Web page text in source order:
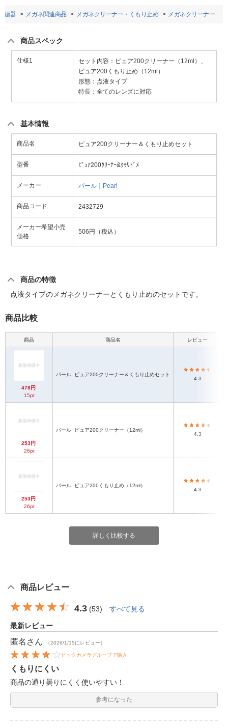
聴器 メガネ関連商品 メガネクリーナー・くもり止め メガネクリーナー
商品スペック
仕様1
セット内容：ピュア200クリーナー（12ml）、
ピュア200くもり止め（12ml）
形態：点液タイプ
特長：全てのレンズに対応
基本情報
商品名 ピュア200クリーナー＆くもり止めセット
型番 ﾋﾟｭｱ200ｸﾘｰﾅｰ&ｸﾓﾘﾄﾞﾒ
メーカー パール｜Pearl
商品コード 2432729
メーカー希望小売
価格
506円（税込）
商品の特徴
点液タイプのメガネクリーナーとくもり止めのセットです。
商品比較
商品 商品名 レビュー
478円
15pt
パール ピュア200クリーナー＆くもり止めセット
4.3
253円
26pt
パール ピュア200クリーナー（12ml）
4.3
253円
26pt
パール ピュア200くもり止め（12ml）
4.3
詳しく比較する
商品レビュー
4.3 (53) すべて見る
最新レビュー
匿名 さん （2026/1/15にレビュー）
ビックカメラグループで購入
くもりにくい
商品の通り曇りにくく使いやすい！
参考になった